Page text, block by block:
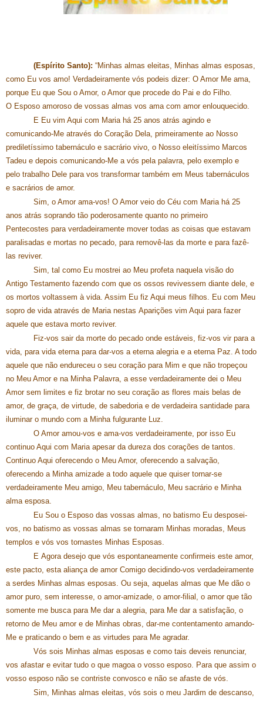
(Espírito Santo): “Minhas almas eleitas, Minhas almas esposas,
como Eu vos amo! Verdadeiramente vós podeis dizer: O Amor Me ama,
porque Eu que Sou o Amor, o Amor que procede do Pai e do Filho.
O Esposo amoroso de vossas almas vos ama com amor enlouquecido.
E Eu vim Aqui com Maria há 25 anos atrás agindo e
comunicando-Me através do Coração Dela, primeiramente ao Nosso
prediletíssimo tabernáculo e sacrário vivo, o Nosso eleitíssimo Marcos
Tadeu e depois comunicando-Me a vós pela palavra, pelo exemplo e
pelo trabalho Dele para vos transformar também em Meus tabernáculos
e sacrários de amor.
Sim, o Amor ama-vos! O Amor veio do Céu com Maria há 25
anos atrás soprando tão poderosamente quanto no primeiro
Pentecostes para verdadeiramente mover todas as coisas que estavam
paralisadas e mortas no pecado, para removê-las da morte e para fazê-
las reviver.
Sim, tal como Eu mostrei ao Meu profeta naquela visão do
Antigo Testamento fazendo com que os ossos revivessem diante dele, e
os mortos voltassem à vida. Assim Eu fiz Aqui meus filhos. Eu com Meu
sopro de vida através de Maria nestas Aparições vim Aqui para fazer
aquele que estava morto reviver.
Fiz-vos sair da morte do pecado onde estáveis, fiz-vos vir para a
vida, para vida eterna para dar-vos a eterna alegria e a eterna Paz. A todo
aquele que não endureceu o seu coração para Mim e que não tropeçou
no Meu Amor e na Minha Palavra, a esse verdadeiramente dei o Meu
Amor sem limites e fiz brotar no seu coração as flores mais belas de
amor, de graça, de virtude, de sabedoria e de verdadeira santidade para
iluminar o mundo com a Minha fulgurante Luz.
O Amor amou-vos e ama-vos verdadeiramente, por isso Eu
continuo Aqui com Maria apesar da dureza dos corações de tantos.
Continuo Aqui oferecendo o Meu Amor, oferecendo a salvação,
oferecendo a Minha amizade a todo aquele que quiser tornar-se
verdadeiramente Meu amigo, Meu tabernáculo, Meu sacrário e Minha
alma esposa.
Eu Sou o Esposo das vossas almas, no batismo Eu desposei-
vos, no batismo as vossas almas se tornaram Minhas moradas, Meus
templos e vós vos tornastes Minhas Esposas.
E Agora desejo que vós espontaneamente confirmeis este amor,
este pacto, esta aliança de amor Comigo decidindo-vos verdadeiramente
a serdes Minhas almas esposas. Ou seja, aquelas almas que Me dão o
amor puro, sem interesse, o amor-amizade, o amor-filial, o amor que tão
somente me busca para Me dar a alegria, para Me dar a satisfação, o
retorno de Meu amor e de Minhas obras, dar-me contentamento amando-
Me e praticando o bem e as virtudes para Me agradar.
Vós sois Minhas almas esposas e como tais deveis renunciar,
vos afastar e evitar tudo o que magoa o vosso esposo. Para que assim o
vosso esposo não se contriste convosco e não se afaste de vós.
Sim, Minhas almas eleitas, vós sois o meu Jardim de descanso,